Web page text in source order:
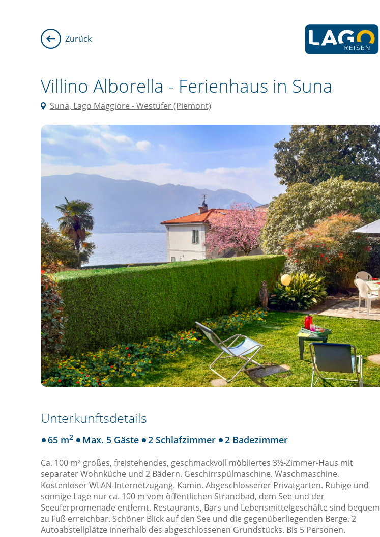
Zurück
Villino Alborella - Ferienhaus in Suna
Suna, Lago Maggiore - Westufer (Piemont)
Unterkunftsdetails
65 m2 Max. 5 Gäste 2 Schlafzimmer 2 Badezimmer
Ca. 100 m² großes, freistehendes, geschmackvoll möbliertes 3½-Zimmer-Haus mit
separater Wohnküche und 2 Bädern. Geschirrspülmaschine. Waschmaschine.
Kostenloser WLAN-Internetzugang. Kamin. Abgeschlossener Privatgarten. Ruhige und
sonnige Lage nur ca. 100 m vom öffentlichen Strandbad, dem See und der
Seeuferpromenade entfernt. Restaurants, Bars und Lebensmittelgeschäfte sind bequem
zu Fuß erreichbar. Schöner Blick auf den See und die gegenüberliegenden Berge. 2
Autoabstellplätze innerhalb des abgeschlossenen Grundstücks. Bis 5 Personen.